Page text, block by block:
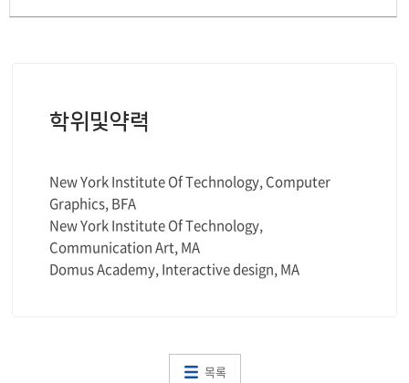
학위및약력
New York Institute Of Technology, Computer
Graphics, BFA
New York Institute Of Technology,
Communication Art, MA
Domus Academy, Interactive design, MA
목록